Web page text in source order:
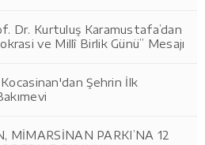
Dr. Kurtuluş Karamustafa’dan
ve Millî Birlik Günü” Mesajı
Şehrin İlk
MİMARSİNAN PARKI’NA 12